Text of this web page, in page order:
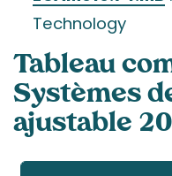
Technology
Tableau
Systèmes
ajustable